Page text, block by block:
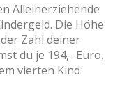
Alleinerziehende
Die Höhe
Zahl deiner
du je 194,- Euro,
vierten Kind